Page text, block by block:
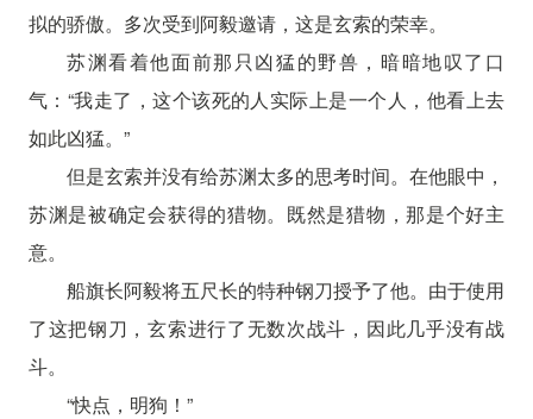
拟的骄傲。多次受到阿毅邀请，这是玄索的荣幸。
苏渊看着他面前那只凶猛的野兽，暗暗地叹了口
气：“我走了，这个该死的人实际上是一个人，他看上去
如此凶猛。”
但是玄索并没有给苏渊太多的思考时间。在他眼中，
苏渊是被确定会获得的猎物。既然是猎物，那是个好主
意。
船旗长阿毅将五尺长的特种钢刀授予了他。由于使用
了这把钢刀，玄索进行了无数次战斗，因此几乎没有战
斗。
“快点，明狗！”